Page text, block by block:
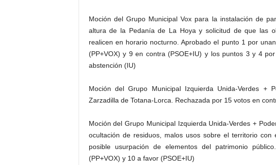
Moción del Grupo Municipal Vox para la instalación de
altura de la Pedanía de La Hoya y solicitud de que las
realicen en horario nocturno. Aprobado el punto 1 por
(PP+VOX) y 9 en contra (PSOE+IU) y los puntos 3 y 4
abstención (IU)
Moción del Grupo Municipal Izquierda Unida-Verdes +
Zarzadilla de Totana-Lorca. Rechazada por 15 votos en
Moción del Grupo Municipal Izquierda Unida-Verdes +
ocultación de residuos, malos usos sobre el territorio
posible usurpación de elementos del patrimonio
(PP+VOX) y 10 a favor (PSOE+IU)